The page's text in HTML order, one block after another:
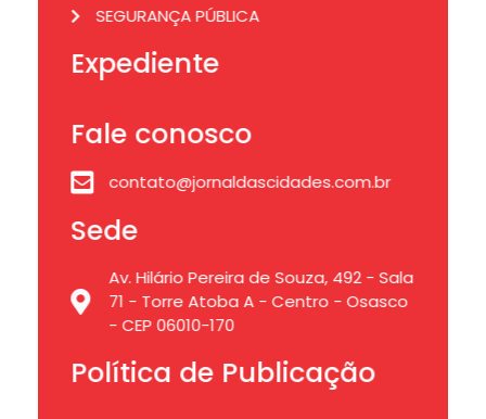
SEGURANÇA PÚBLICA
Expediente
Fale conosco
contato@jornaldascidades.com.br
Sede
Av. Hilário Pereira de Souza, 492 - Sala
71 - Torre Atoba A - Centro - Osasco
- CEP 06010-170
Política de Publicação